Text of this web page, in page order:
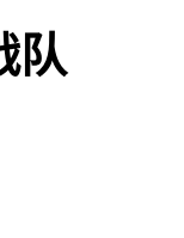
队